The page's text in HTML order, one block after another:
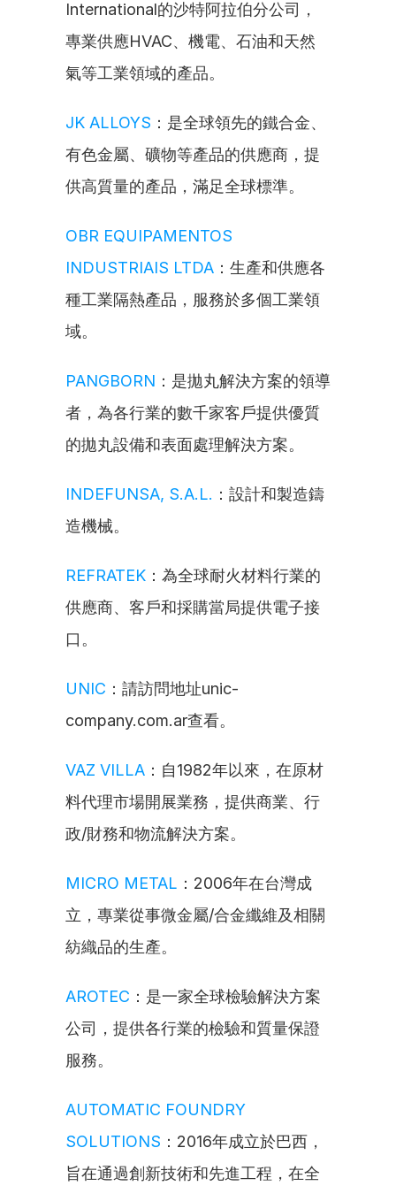
International的沙特阿拉伯分公司，
專業供應HVAC、機電、石油和天然
氣等工業領域的產品。
JK ALLOYS ：是全球領先的鐵合金、
有色金屬、礦物等產品的供應商，提
供高質量的產品，滿足全球標準。
OBR EQUIPAMENTOS
INDUSTRIAIS LTDA ：生產和供應各
種工業隔熱產品，服務於多個工業領
域。
PANGBORN ：是拋丸解決方案的領導
者，為各行業的數千家客戶提供優質
的拋丸設備和表面處理解決方案。
INDEFUNSA, S.A.L. ：設計和製造鑄
造機械。
REFRATEK ：為全球耐火材料行業的
供應商、客戶和採購當局提供電子接
口。
UNIC ：請訪問地址unic-
company.com.ar查看。
VAZ VILLA ：自1982年以來，在原材
料代理市場開展業務，提供商業、行
政/財務和物流解決方案。
MICRO METAL ：2006年在台灣成
立，專業從事微金屬/合金纖維及相關
紡織品的生產。
AROTEC ：是一家全球檢驗解決方案
公司，提供各行業的檢驗和質量保證
服務。
AUTOMATIC FOUNDRY
SOLUTIONS ：2016年成立於巴西，
旨在通過創新技術和先進工程，在全